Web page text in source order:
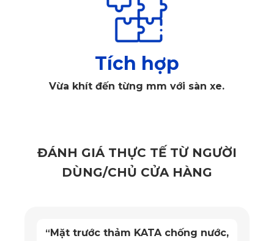
Thảm lót sàn Hyundai Santafe
nguồn nguyên liệu an toàn cho sức khỏe người sử dụng,
Tích hợp
Vừa khít đến từng mm với sàn xe.
ĐÁNH GIÁ THỰC TẾ TỪ NGƯỜI
DÙNG/CHỦ CỬA HÀNG
“Mặt trước thảm KATA chống nước,